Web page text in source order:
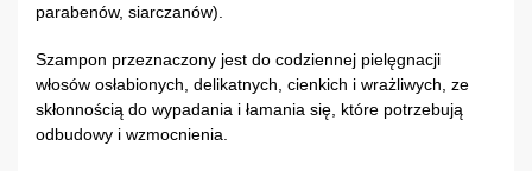
parabenów, siarczanów).
Szampon przeznaczony jest do codziennej pielęgnacji
włosów osłabionych, delikatnych, cienkich i wrażliwych, ze
skłonnością do wypadania i łamania się, które potrzebują
odbudowy i wzmocnienia.